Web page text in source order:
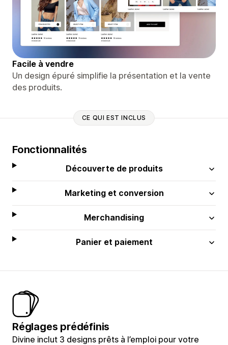
Facile à vendre
Un design épuré simplifie la présentation et la vente
des produits.
CE QUI EST INCLUS
Fonctionnalités
Découverte de produits
Marketing et conversion
Merchandising
Panier et paiement
Réglages prédéfinis
Divine inclut 3 designs prêts à l’emploi pour votre